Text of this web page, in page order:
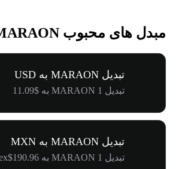
مبدل های محبوب MARAON
تبدیل MARAON به USD
تبدیل 1 MARAON به $11.09
تبدیل MARAON به MXN
تبدیل 1 MARAON به Mex$190.96